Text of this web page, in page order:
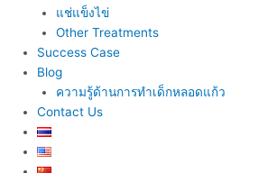
แช่แข็งไข่
Other Treatments
Success Case
Blog
ความรู้ด้านการทำเด็กหลอดแก้ว
Contact Us